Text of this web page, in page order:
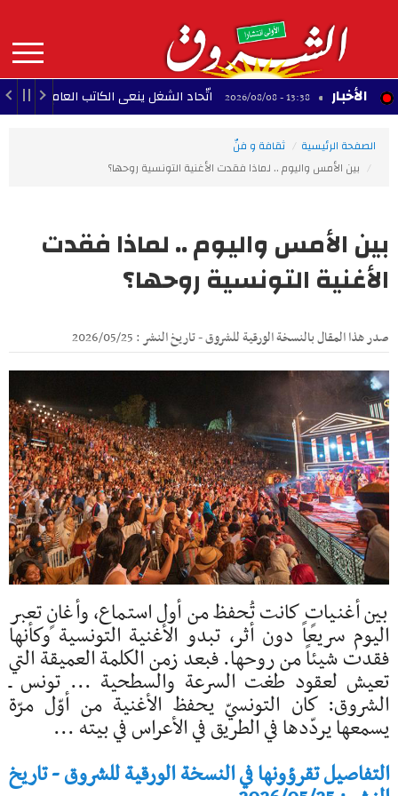
contenu
principal
MAIN
NAVIGATION الأخبار
13:38 - 2026/08/08 اتّحاد الشغل ينعى الكاتب العام لجامعة النقل
الصفحة الرئيسية
ثقافة و فنّ
بين الأمس واليوم .. لماذا فقدت الأغنية التونسية روحها؟
بين الأمس واليوم .. لماذا فقدت
الأغنية التونسية روحها؟
صدر هذا المقال بالنسخة الورقية للشروق - تاريخ النشر : 2026/05/25
بين أغنياتٍ كانت تُحفظ من أول استماع، وأغانٍ تعبر
اليوم سريعاً دون أثر، تبدو الأغنية التونسية وكأنها
فقدت شيئاً من روحها. فبعد زمن الكلمة العميقة التي
تعيش لعقود طغت السرعة والسطحية ... تونس ـ
الشروق: كان التونسيّ يحفظ الأغنية من أوّل مرّة
يسمعها يردّدها في الطريق في الأعراس في بيته ...
التفاصيل تقرؤونها في النسخة الورقية للشروق - تاريخ